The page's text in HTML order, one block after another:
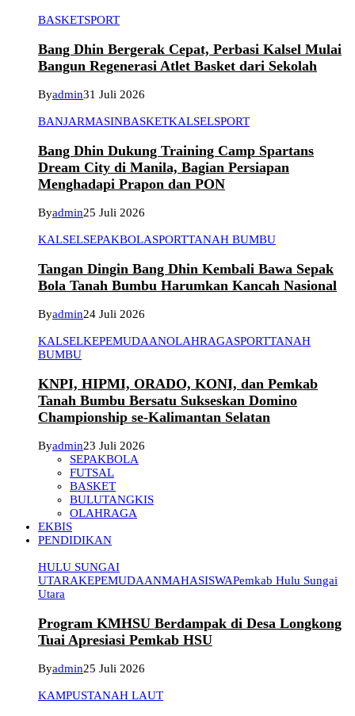
BASKETSPORT
Bang Dhin Bergerak Cepat, Perbasi Kalsel Mulai
Bangun Regenerasi Atlet Basket dari Sekolah
Byadmin31 Juli 2026
BANJARMASINBASKETKALSELSPORT
Bang Dhin Dukung Training Camp Spartans
Dream City di Manila, Bagian Persiapan
Menghadapi Prapon dan PON
Byadmin25 Juli 2026
KALSELSEPAKBOLASPORTTANAH BUMBU
Tangan Dingin Bang Dhin Kembali Bawa Sepak
Bola Tanah Bumbu Harumkan Kancah Nasional
Byadmin24 Juli 2026
KALSELKEPEMUDAANOLAHRAGASPORTTANAH
BUMBU
KNPI, HIPMI, ORADO, KONI, dan Pemkab
Tanah Bumbu Bersatu Sukseskan Domino
Championship se-Kalimantan Selatan
Byadmin23 Juli 2026
SEPAKBOLA
FUTSAL
BASKET
BULUTANGKIS
OLAHRAGA
EKBIS
PENDIDIKAN
HULU SUNGAI
UTARAKEPEMUDAANMAHASISWAPemkab Hulu Sungai
Utara
Program KMHSU Berdampak di Desa Longkong
Tuai Apresiasi Pemkab HSU
Byadmin25 Juli 2026
KAMPUSTANAH LAUT